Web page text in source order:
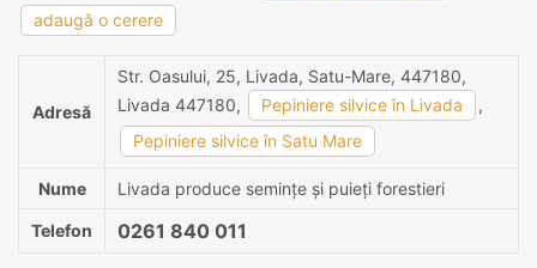
adaugă o cerere
Adresă
Str. Oasului, 25, Livada, Satu-Mare, 447180,
Livada 447180,
Pepiniere silvice în Livada
,
Pepiniere silvice în Satu Mare
Nume Livada produce semințe și puieți forestieri
Telefon 0261 840 011